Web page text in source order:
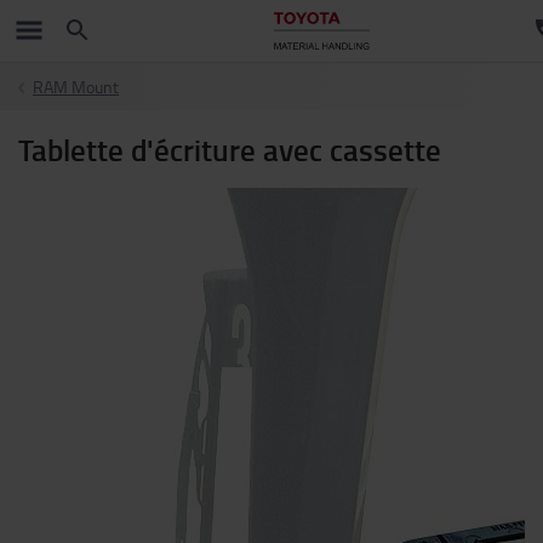
RAM Mount
Tablette d'écriture avec cassette